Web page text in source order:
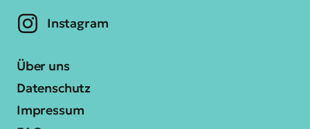
Instagram
Über uns
Datenschutz
Impressum